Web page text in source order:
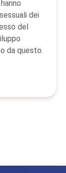
dei
del
da questo.